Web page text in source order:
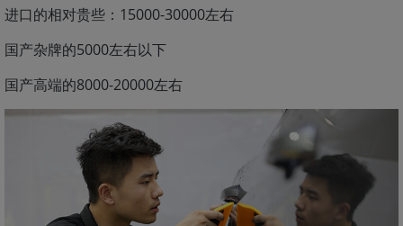
进口的相对贵些：15000-30000左右
国产杂牌的5000左右以下
国产高端的8000-20000左右